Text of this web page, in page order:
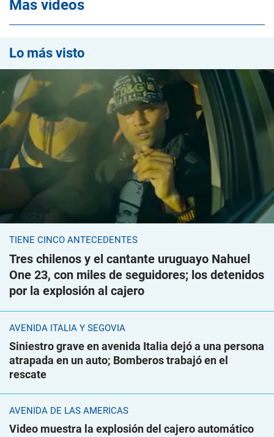
Mas videos
Lo más visto
TIENE CINCO ANTECEDENTES
Tres chilenos y el cantante uruguayo Nahuel
One 23, con miles de seguidores; los detenidos
por la explosión al cajero
AVENIDA ITALIA Y SEGOVIA
Siniestro grave en avenida Italia dejó a una persona
atrapada en un auto; Bomberos trabajó en el
rescate
AVENIDA DE LAS AMÉRICAS
Video muestra la explosión del cajero automático